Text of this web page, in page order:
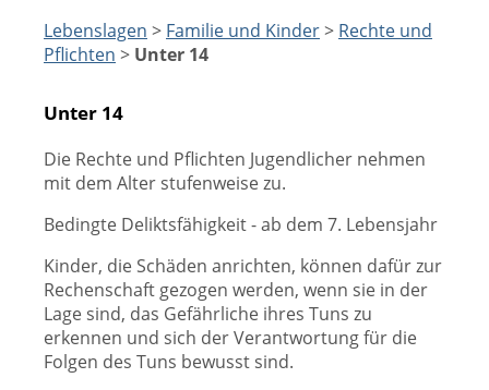
Lebenslagen > Familie und Kinder> Rechte und
Pflichten > Unter 14
Unter 14
Die Rechte und Pflichten Jugendlicher nehmen
mit dem Alter stufenweise zu.
Bedingte Deliktsfähigkeit - ab dem 7. Lebensjahr
Kinder, die Schäden anrichten, können dafür zur
Rechenschaft gezogen werden, wenn sie in der
Lage sind, das Gefährliche ihres Tuns zu
erkennen und sich der Verantwortung für die
Folgen des Tuns bewusst sind.